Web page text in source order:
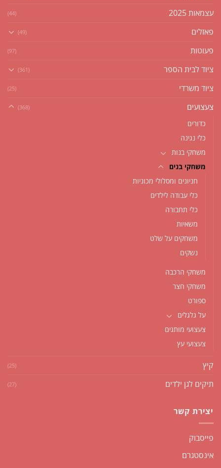
עצמאות 2025 (44)
פאזלים (49)
פעוטות (97)
ציוד לבית הספר (361)
ציוד משרדי (25)
צעצועים (368)
כדורים
כלי נגינה
משחקי בנות
משחקי בנים
חניונים ומסלולי מכוניות
כלי עבודה לילדים
כלי תחבורה
משאיות
משחקים על שלט
נשקים
משחקי הרכבה
משחקי חצר
ספורט
על גלגלים
צעצועי מותגים
צעצועי עץ
קיץ (25)
תיקים לגן ילדים (27)
יצירת קשר
פייסבוק
אינסטגרם